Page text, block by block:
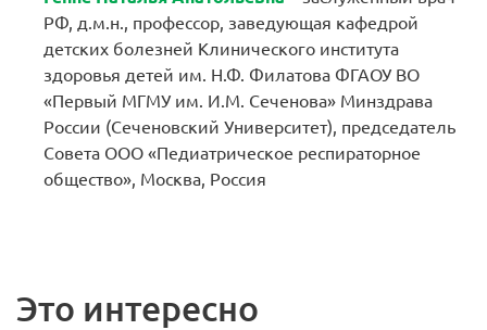
РФ, д.м.н., профессор, заведующая кафедрой
детских болезней Клинического института
здоровья детей им. Н.Ф. Филатова ФГАОУ ВО
«Первый МГМУ им. И.М. Сеченова» Минздрава
России (Сеченовский Университет), председатель
Совета ООО «Педиатрическое респираторное
общество», Москва, Россия
Это интересно